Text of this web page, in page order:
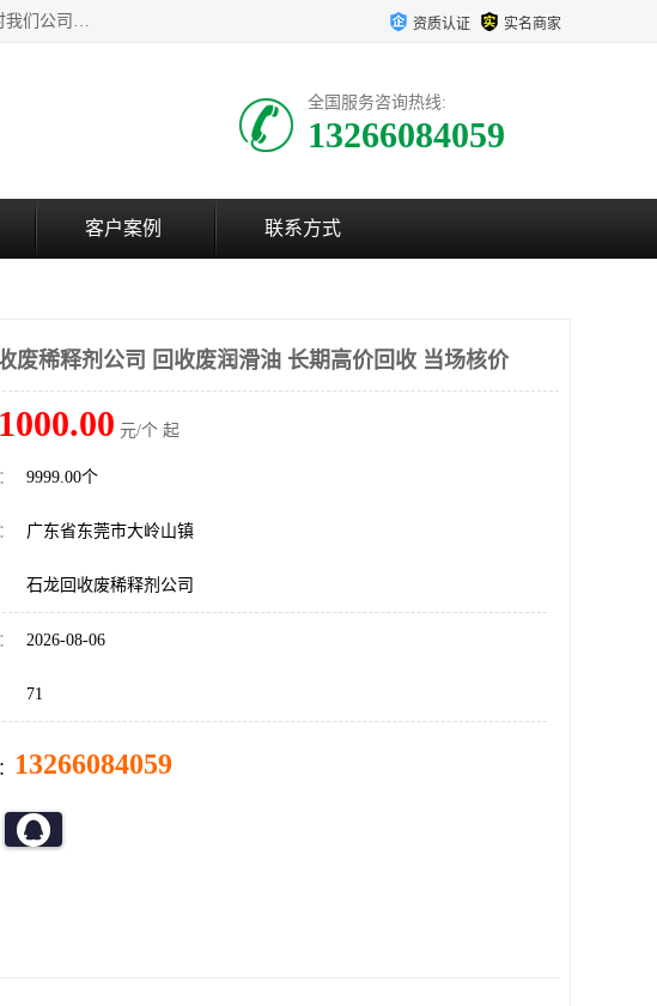
东莞市大岭山莞峰清洗剂经营部提供废旧化工原料的循环使用存放点，执行正规的存放，有正规的回收资质处理。同时我们公司批发零售回收级清洗剂，废液压油、废变压油、废清洗剂、脱模油、再生基础油，质量保证。 资质认证 实名商家
全国服务咨询热线:
13266084059
客户案例 联系方式
废稀释剂公司 回收废润滑油 长期高价回收 当场核价
1000.00 元/个 起
9999.00个
广东省东莞市大岭山镇
石龙回收废稀释剂公司
2026-08-06
71
13266084059